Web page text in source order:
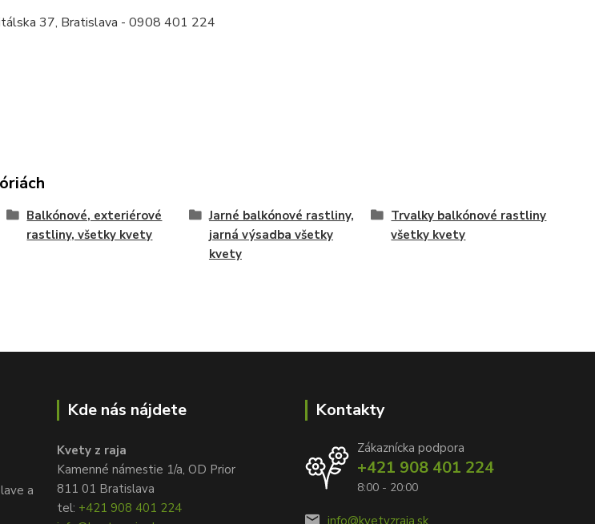
37, Bratislava - 0908 401 224
Balkónové, exteriérové
rastliny, všetky kvety
Jarné balkónové rastliny,
jarná výsadba všetky
kvety
Trvalky balkónové rastliny
všetky kvety
a
Kde nás nájdete
Kvety z raja
Kamenné námestie 1/a, OD Prior
811 01 Bratislava
tel: +421 908 401 224
Kontakty
Zákaznícka podpora
+421 908 401 224
8:00 - 20:00
info@kvetyzraja.sk